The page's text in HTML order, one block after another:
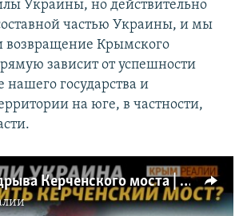
Украины, но действительно
частью Украины, и мы
возвращение Крымского
зависит от успешности
государства и
на юге, в частности,
Варианты подрыва Керченского моста | Крым.Реалии ТВ